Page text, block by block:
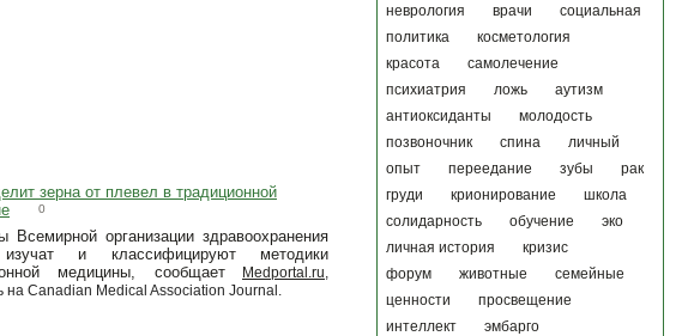
неврология
врачи
социальная
политика
косметология
красота
самолечение
психиатрия
ложь
аутизм
антиоксиданты
молодость
позвоночник
спина
личный
опыт
переедание зубы
рак
груди
крионирование
школа
солидарность
обучение
эко
личная история
кризис
форум
животные
семейные
ценности
просвещение
интеллект
эмбарго
зерна от плевел в традиционной
0
Всемирной организации здравоохранения
и классифицируют методики
медицины, сообщает
Medportal.ru,
на Canadian Medical Association Journal.